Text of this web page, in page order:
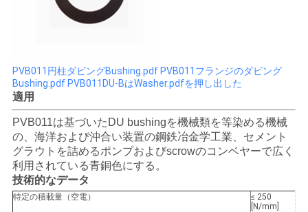
PVB011円柱ダビングBushing.pdfPVB011フランジのダビング
Bushing.pdfPVB011DU-BはWasher.pdfを押し出した
適用
PVB011は基づいたDU bushingを機械類を等染める機械
の、海洋および沖合い装置の鋼鉄冶金学工業、セメント
グラウトを詰めるポンプおよびscrowのコンベヤーで広く
利用されている青銅色にする。
技術的なデータ
特定の積載量（空電）
≤ 250
[N/mm]